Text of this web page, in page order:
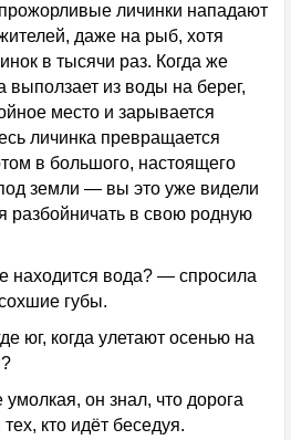
личинки нападают
даже на рыб, хотя
в тысячи раз. Когда же
выползает из воды на берег,
место и зарывается
личинка превращается
в большого, настоящего
земли — вы это уже видели
разбойничать в свою родную
находится вода? — спросила
губы.
юг, когда улетают осенью на
он знал, что дорога
кто идёт беседуя.